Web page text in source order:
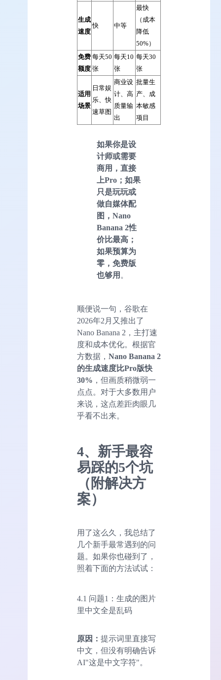
生成
速度
快 中等
最快
（成本
降低
50%）
免费
额度
每天50
张
每天10
张
每天30
张
适用
场景
日常娱
乐、快
速草图
商业设
计、高
质量输
出
批量生
产、成
本敏感
项目
如果你是设
计师或需要
商用，直接
上Pro；如果
只是玩玩或
做自媒体配
图，Nano
Banana 2性
价比最高；
如果预算为
零，免费版
也够用 。
顺便说一句，谷歌在
2026年2月又推出了
Nano Banana 2，主打速
度和成本优化。根据官
方数据， Nano Banana 2
的生成速度比Pro版快
30% ，但画质稍微弱一
点点。对于大多数用户
来说，这点差距肉眼几
乎看不出来。
4、新手最容
易踩的5个坑
（附解决方
案）
用了这么久，我总结了
几个新手最常遇到的问
题。如果你也碰到了，
照着下面的方法试试：
4.1 问题1：生成的图片
里中文全是乱码
原因： 提示词里直接写
中文，但没有明确告诉
AI"这是中文字符"。